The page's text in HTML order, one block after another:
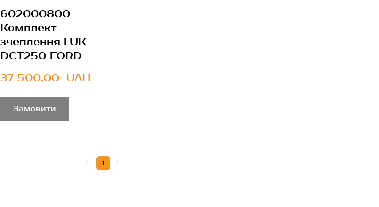
602000800
Комплект
зчеплення LUK
DCT250 FORD
37 500,00  UAH
Замовити
1